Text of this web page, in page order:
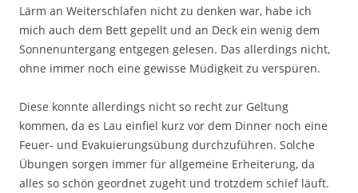
Lärm an Weiterschlafen nicht zu denken war, habe ich
mich auch dem Bett gepellt und an Deck ein wenig dem
Sonnenuntergang entgegen gelesen. Das allerdings nicht,
ohne immer noch eine gewisse Müdigkeit zu verspüren.
Diese konnte allerdings nicht so recht zur Geltung
kommen, da es Lau einfiel kurz vor dem Dinner noch eine
Feuer- und Evakuierungsübung durchzuführen. Solche
Übungen sorgen immer für allgemeine Erheiterung, da
alles so schön geordnet zugeht und trotzdem schief läuft.